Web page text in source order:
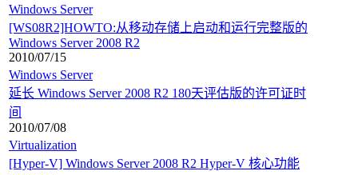
Windows Server
[WS08R2]HOWTO:从移动存储上启动和运行完整版的
Windows Server 2008 R2
2010/07/15
Windows Server
延长 Windows Server 2008 R2 180天评估版的许可证时
间
2010/07/08
Virtualization
[Hyper-V] Windows Server 2008 R2 Hyper-V 核心功能